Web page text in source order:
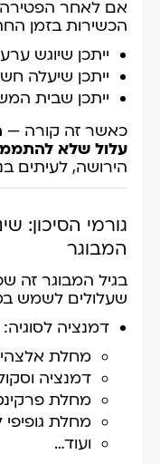
אם לאחר
הכשירות בזמן
ייתכן שיוגש
ייתכן שיעלה
ייתכן שבית
כאשר זה קורה —
עלול שלא
הירושה, לעיתים
גורמי הסיכון:
המבוגר
בגיל המבוגר זה
שעלולים לשמש
דמנציה לסוגיה:
מחלת
דמנציה
מחלת
מחלת גופיפי
ועוד…